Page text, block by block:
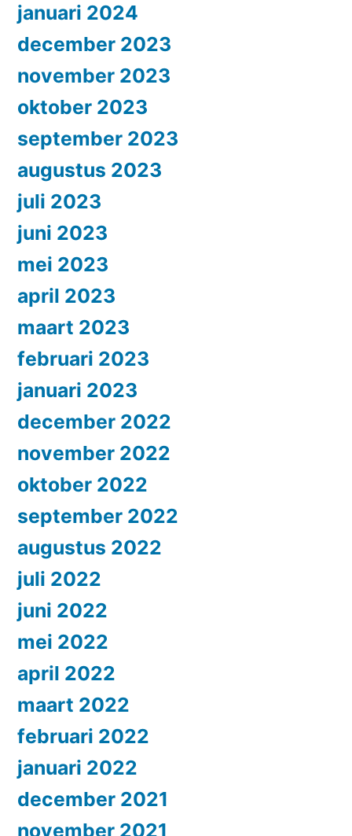
januari 2024
december 2023
november 2023
oktober 2023
september 2023
augustus 2023
juli 2023
juni 2023
mei 2023
april 2023
maart 2023
februari 2023
januari 2023
december 2022
november 2022
oktober 2022
september 2022
augustus 2022
juli 2022
juni 2022
mei 2022
april 2022
maart 2022
februari 2022
januari 2022
december 2021
november 2021